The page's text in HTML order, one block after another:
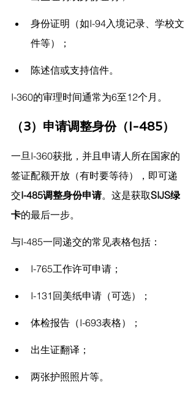
身份证明（如I-94入境记录、学校文
件等）；
陈述信或支持信件。
I-360的审理时间通常为6至12个月。
（3）申请调整身份（I-485）
一旦I-360获批，并且申请人所在国家的
签证配额开放（有时要等待），即可递
交I-485调整身份申请。这是获取SIJS绿
卡的最后一步。
与I-485一同递交的常见表格包括：
I-765工作许可申请；
I-131回美纸申请（可选）；
体检报告（I-693表格）；
出生证翻译；
两张护照照片等。